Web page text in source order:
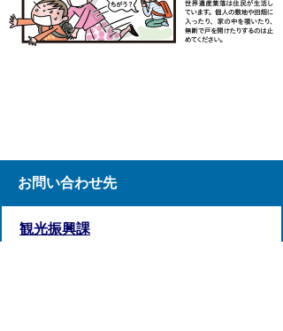
お問い合わせ先
観光振興課